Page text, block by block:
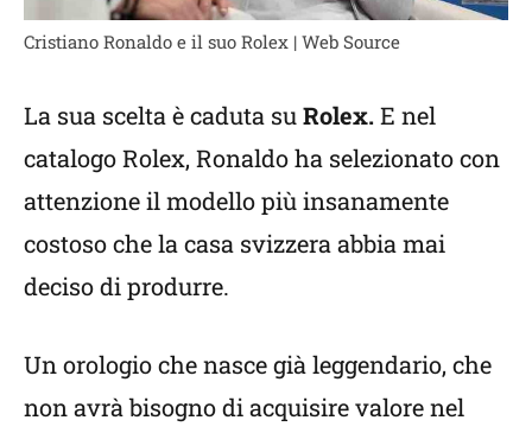
Cristiano Ronaldo e il suo Rolex | Web Source
La sua scelta è caduta suRolex.E nel
catalogo Rolex, Ronaldo ha selezionato con
attenzione il modello più insanamente
costoso che la casa svizzera abbia mai
deciso di produrre.
Un orologio che nasce già leggendario, che
non avrà bisogno di acquisire valore nel